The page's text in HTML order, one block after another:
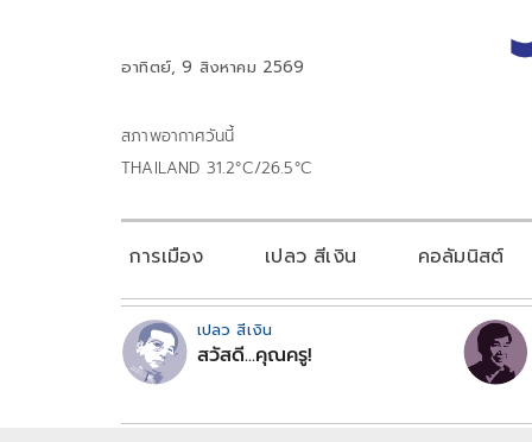
อาทิตย์, 9 สิงหาคม 2569
สภาพอากาศวันนี้
THAILAND 31.2°C/26.5°C
การเมือง เปลว สีเงิน คอลัมนิสต์
เปลว สีเงิน
สวัสดี...คุณครู!